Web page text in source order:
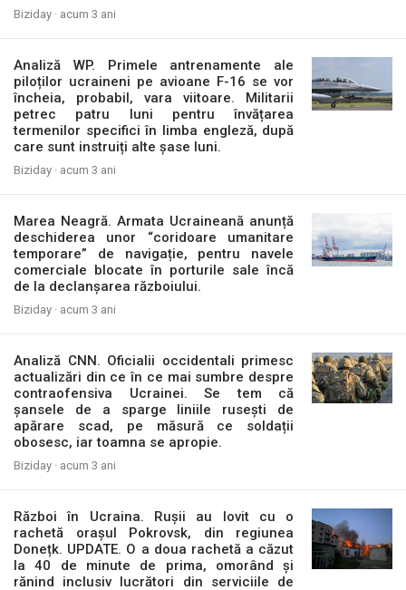
Biziday · acum 3 ani
Analiză WP. Primele antrenamente ale
piloților ucraineni pe avioane F-16 se vor
încheia, probabil, vara viitoare. Militarii
petrec patru luni pentru învățarea
termenilor specifici în limba engleză, după
care sunt instruiți alte șase luni.
Biziday · acum 3 ani
Marea Neagră. Armata Ucraineană anunță
deschiderea unor “coridoare umanitare
temporare” de navigație, pentru navele
comerciale blocate în porturile sale încă
de la declanșarea războiului.
Biziday · acum 3 ani
Analiză CNN. Oficialii occidentali primesc
actualizări din ce în ce mai sumbre despre
contraofensiva Ucrainei. Se tem că
șansele de a sparge liniile rusești de
apărare scad, pe măsură ce soldații
obosesc, iar toamna se apropie.
Biziday · acum 3 ani
Război în Ucraina. Rușii au lovit cu o
rachetă orașul Pokrovsk, din regiunea
Donețk. UPDATE. O a doua rachetă a căzut
la 40 de minute de prima, omorând și
rănind inclusiv lucrători din serviciile de